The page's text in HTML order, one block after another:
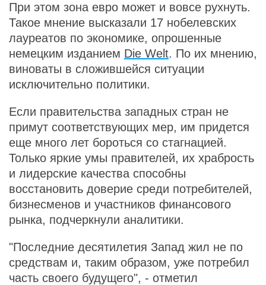
При этом зона евро может и вовсе рухнуть.
Такое мнение высказали 17 нобелевских
лауреатов по экономике, опрошенные
немецким изданием Die Welt. По их мнению,
виноваты в сложившейся ситуации
исключительно политики.
Если правительства западных стран не
примут соответствующих мер, им придется
еще много лет бороться со стагнацией.
Только яркие умы правителей, их храбрость
и лидерские качества способны
восстановить доверие среди потребителей,
бизнесменов и участников финансового
рынка, подчеркнули аналитики.
"Последние десятилетия Запад жил не по
средствам и, таким образом, уже потребил
часть своего будущего", - отметил